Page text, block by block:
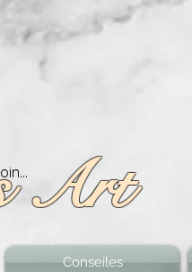
Art
Conseiles
Voir les points